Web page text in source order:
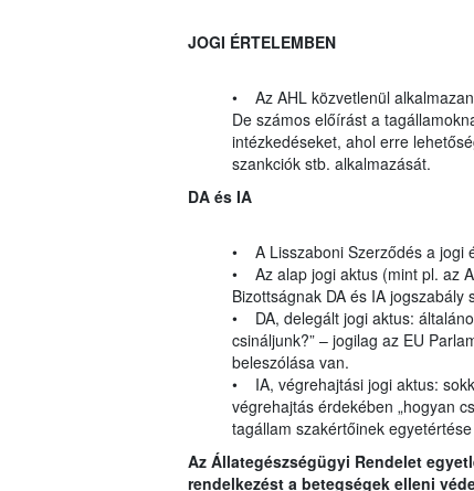
JOGI ÉRTELEMBEN
• Az AHL közvetlenül
De számos előírást a
intézkedéseket, ahol erre
szankciók stb. alkalmazását.
DA és IA
• A Lisszaboni Szerződés a jogi
• Az alap jogi aktus (mint pl. az
Bizottságnak DA és IA
• DA, delegált jogi aktus:
csináljunk?” – jogilag az EU
beleszólása van.
• IA, végrehajtási jogi aktus:
végrehajtás érdekében „hogyan
tagállam szakértőinek
Az Állategészségügyi Rendelet
rendelkezést a betegségek elleni